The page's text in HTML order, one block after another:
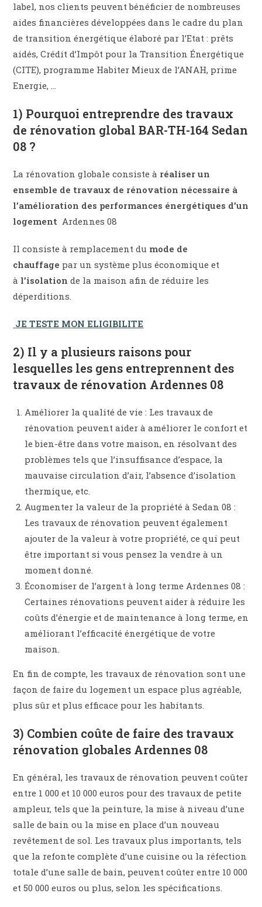
label, nos clients peuvent bénéficier de nombreuses
aides financières développées dans le cadre du plan
de transition énergétique élaboré par l’Etat : prêts
aidés, Crédit d’Impôt pour la Transition Énergétique
(CITE), programme Habiter Mieux de l’ANAH, prime
Energie, …
1) Pourquoi entreprendre des travaux
de rénovation global BAR-TH-164 Sedan
08 ?
La rénovation globale consiste à réaliser un
ensemble de travaux de rénovation nécessaire à
l’amélioration des performances énergétiques d’un
logement Ardennes 08
Il consiste à remplacement du mode de
chauffage par un système plus économique et
à l’isolation de la maison afin de réduire les
déperditions.
JE TESTE MON ELIGIBILITE
2) Il y a plusieurs raisons pour
lesquelles les gens entreprennent des
travaux de rénovation Ardennes 08
Améliorer la qualité de vie : Les travaux de
rénovation peuvent aider à améliorer le confort et
le bien-être dans votre maison, en résolvant des
problèmes tels que l’insuffisance d’espace, la
mauvaise circulation d’air, l’absence d’isolation
thermique, etc.
Augmenter la valeur de la propriété à Sedan 08 :
Les travaux de rénovation peuvent également
ajouter de la valeur à votre propriété, ce qui peut
être important si vous pensez la vendre à un
moment donné.
Économiser de l’argent à long terme Ardennes 08 :
Certaines rénovations peuvent aider à réduire les
coûts d’énergie et de maintenance à long terme, en
améliorant l’efficacité énergétique de votre
maison.
En fin de compte, les travaux de rénovation sont une
façon de faire du logement un espace plus agréable,
plus sûr et plus efficace pour les habitants.
3) Combien coûte de faire des travaux
rénovation globales Ardennes 08
En général, les travaux de rénovation peuvent coûter
entre 1 000 et 10 000 euros pour des travaux de petite
ampleur, tels que la peinture, la mise à niveau d’une
salle de bain ou la mise en place d’un nouveau
revêtement de sol. Les travaux plus importants, tels
que la refonte complète d’une cuisine ou la réfection
totale d’une salle de bain, peuvent coûter entre 10 000
et 50 000 euros ou plus, selon les spécifications.